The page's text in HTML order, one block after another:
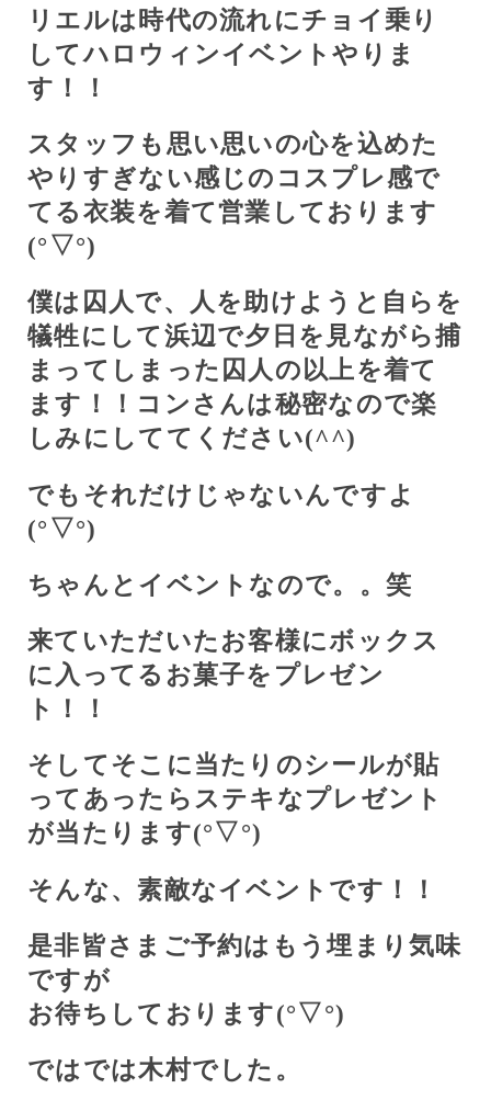
リエルは時代の流れにチョイ乗り
してハロウィンイベントやりま
す！！
スタッフも思い思いの心を込めた
やりすぎない感じのコスプレ感で
てる衣装を着て営業しております
(° ▽°)
僕は囚人で、人を助けようと自らを
犠牲にして浜辺で夕日を見ながら捕
まってしまった囚人の以上を着て
ます！！コンさんは秘密なので楽
しみにしててください(^^)
でもそれだけじゃないんですよ
(° ▽°)
ちゃんとイベントなので。。笑
来ていただいたお客様にボックス
に入ってるお菓子をプレゼン
ト！！
そしてそこに当たりのシールが貼
ってあったらステキなプレゼント
が当たります(° ▽ °)
そんな、素敵なイベントです！！
是非皆さまご予約はもう埋まり気味
ですが
お待ちしております(° ▽ °)
ではでは木村でした。